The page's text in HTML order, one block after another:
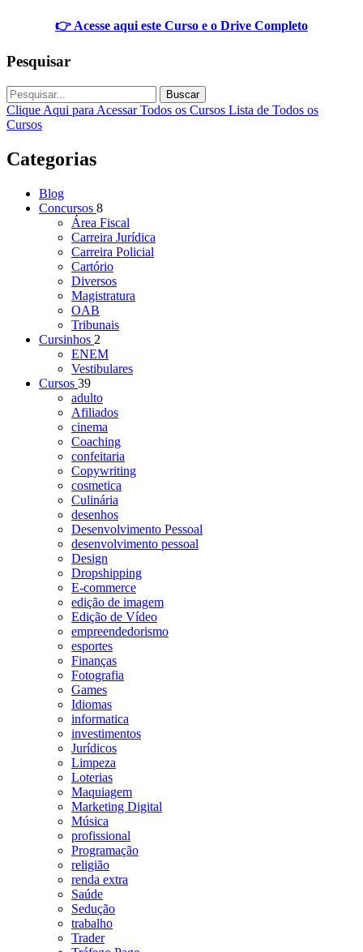
👉 Acesse aqui este Curso e o Drive Completo
Pesquisar
Buscar
Clique Aqui para Acessar Todos os Cursos Lista de Todos os
Cursos
Categorias
Blog
Concursos 8
Área Fiscal
Carreira Jurídica
Carreira Policial
Cartório
Diversos
Magistratura
OAB
Tribunais
Cursinhos 2
ENEM
Vestibulares
Cursos 39
adulto
Afiliados
cinema
Coaching
confeitaria
Copywriting
cosmetica
Culinária
desenhos
Desenvolvimento Pessoal
desenvolvimento pessoal
Design
Dropshipping
E-commerce
edição de imagem
Edição de Vídeo
empreendedorismo
esportes
Finanças
Fotografia
Games
Idiomas
informatica
investimentos
Jurídicos
Limpeza
Loterias
Maquiagem
Marketing Digital
Música
profissional
Programação
religião
renda extra
Saúde
Sedução
trabalho
Trader